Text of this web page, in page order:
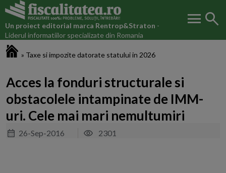
Un proiect editorial marca Rentrop&Straton -
Liderul informatiilor specializate din Romania
menu search
» Taxe si impozite datorate statului in 2026
Acces la fonduri structurale si
obstacolele intampinate de IMM-
uri. Cele mai mari nemultumiri
26-Sep-2016 2301